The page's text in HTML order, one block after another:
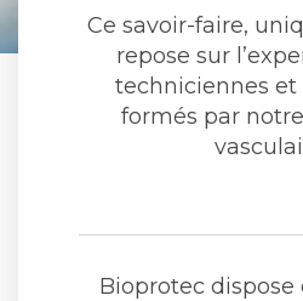
Ce savoir-faire,
repose sur
techniciennes
formés par
Bioprotec dispose